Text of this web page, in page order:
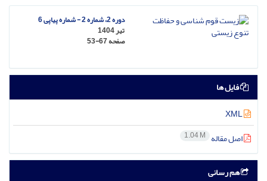
دوره 2، شماره 2 - شماره پیاپی 6
تیر 1404
صفحه53-67
فایل ها
اصل مقاله 1.04 M
هم رسانی